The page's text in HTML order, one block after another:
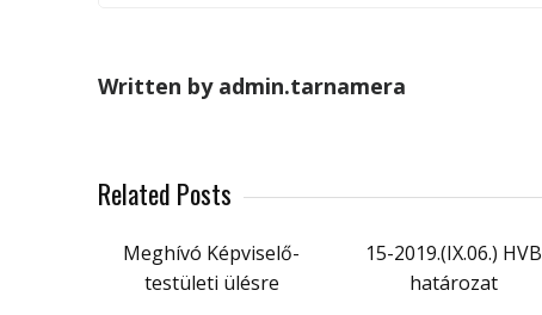
Written by admin.tarnamera
Related Posts
Meghívó Képviselő-
testületi ülésre
15-2019.(IX.06.) HVB
határozat